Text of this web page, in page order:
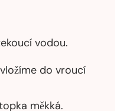
vodou.
do vroucí
měkká.